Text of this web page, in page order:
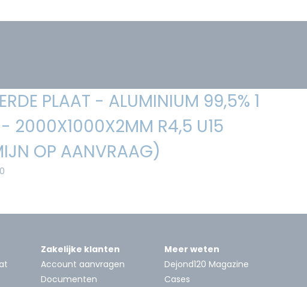
PLAAT - ALUMINIUM 99,5% 1
- 2000X1000X2MM R4,5 U15
OP AANVRAAG)
Zakelijke klanten
Account aanvragen
Documenten
Meer weten
Dejond120 Magazine
Cases